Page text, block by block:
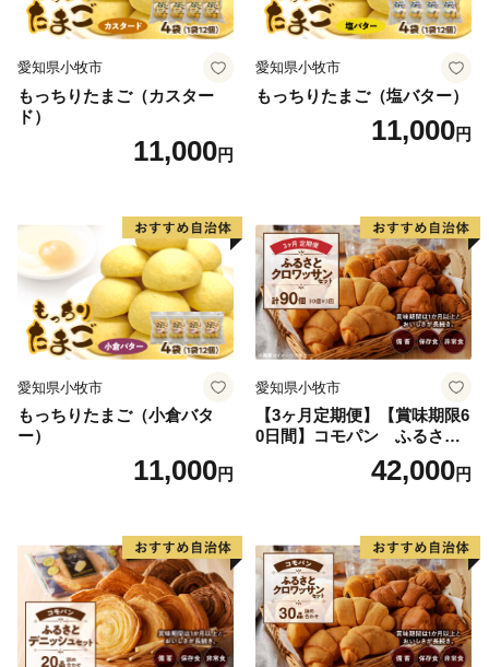
愛知県小牧市
もっちりたまご（カスター
ド）
11,000円
愛知県小牧市
もっちりたまご（塩バター）
11,000円
愛知県小牧市
もっちりたまご（小倉バタ
ー）
11,000円
愛知県小牧市
【3ヶ月定期便】【賞味期限6
0日間】コモパン ふるさと
クロワッサンセット（計90
個）／災害用備蓄 保存食 非
42,000円